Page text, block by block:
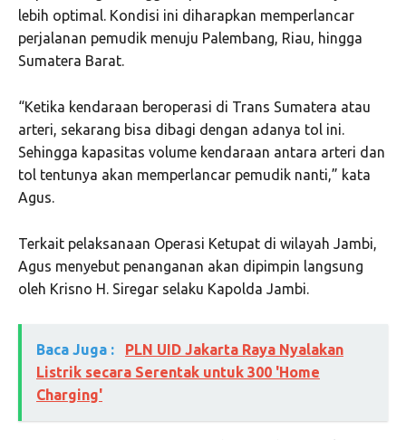
lebih optimal. Kondisi ini diharapkan memperlancar
perjalanan pemudik menuju Palembang, Riau, hingga
Sumatera Barat.
“Ketika kendaraan beroperasi di Trans Sumatera atau
arteri, sekarang bisa dibagi dengan adanya tol ini.
Sehingga kapasitas volume kendaraan antara arteri dan
tol tentunya akan memperlancar pemudik nanti,” kata
Agus.
Terkait pelaksanaan Operasi Ketupat di wilayah Jambi,
Agus menyebut penanganan akan dipimpin langsung
oleh Krisno H. Siregar selaku Kapolda Jambi.
Baca Juga :
PLN UID Jakarta Raya Nyalakan
Listrik secara Serentak untuk 300 'Home
Charging'